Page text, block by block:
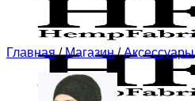
Главная / Магазин / Аксессуары